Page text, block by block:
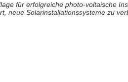
für erfolgreiche photo-voltaische
Solarinstallationssysteme zu